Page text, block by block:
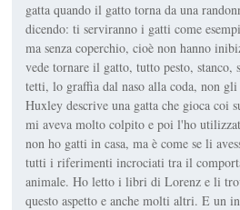
gatta quando il gatto torna da una
dicendo: ti serviranno i gatti come
ma senza coperchio, cioè non hanno
vede tornare il gatto, tutto pesto, stanco,
tetti, lo graffia dal naso alla coda, non gli
Huxley descrive una gatta che gioca coi
mi aveva molto colpito e poi l'ho
non ho gatti in casa, ma è come se li
tutti i riferimenti incrociati tra il
animale. Ho letto i libri di Lorenz e li
questo aspetto e anche molti altri. E un